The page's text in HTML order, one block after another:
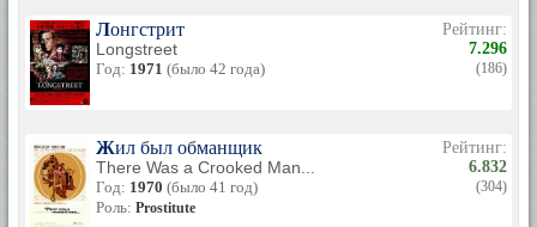
Лонгстрит
Longstreet
Год: 1971 (было 42 года)
Рейтинг:
7.296
(186)
Жил был обманщик
There Was a Crooked Man...
Год: 1970 (было 41 год)
Роль: Prostitute
Рейтинг:
6.832
(304)